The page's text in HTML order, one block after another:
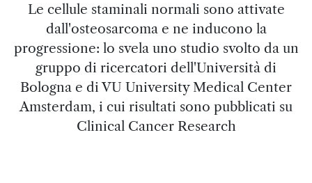
Le cellule staminali normali sono attivate
dall'osteosarcoma e ne inducono la
progressione: lo svela uno studio svolto da un
gruppo di ricercatori dell'Università di
Bologna e di VU University Medical Center
Amsterdam, i cui risultati sono pubblicati su
Clinical Cancer Research